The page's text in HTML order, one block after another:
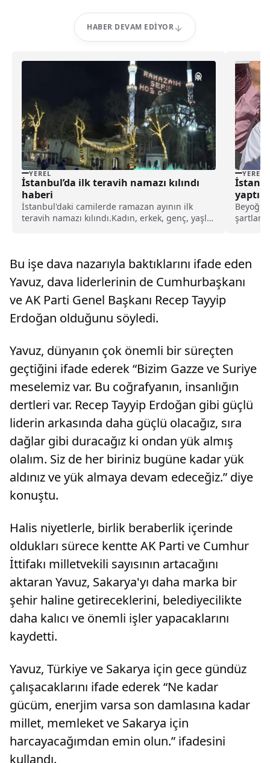
HABER DEVAM EDIYOR
YEREL
İstanbul’da ilk teravih namazı kılındı
haberi
İstanbul'daki camilerde ramazan ayının ilk
teravih namazı kılındı.Kadın, erkek, genç, yaşlı,
camile...
YEREL
yaptı
Odası,
Bu işe dava nazarıyla baktıklarını ifade eden
Yavuz, dava liderlerinin de Cumhurbaşkanı
ve AK Parti Genel Başkanı Recep Tayyip
Erdoğan olduğunu söyledi.
Yavuz, dünyanın çok önemli bir süreçten
geçtiğini ifade ederek “Bizim Gazze ve Suriye
meselemiz var. Bu coğrafyanın, insanlığın
dertleri var. Recep Tayyip Erdoğan gibi güçlü
liderin arkasında daha güçlü olacağız, sıra
dağlar gibi duracağız ki ondan yük almış
olalım. Siz de her biriniz bugüne kadar yük
aldınız ve yük almaya devam edeceğiz.” diye
konuştu.
Halis niyetlerle, birlik beraberlik içerinde
oldukları sürece kentte AK Parti ve Cumhur
İttifakı milletvekili sayısının artacağını
aktaran Yavuz, Sakarya'yı daha marka bir
şehir haline getireceklerini, belediyecilikte
daha kalıcı ve önemli işler yapacaklarını
kaydetti.
Yavuz, Türkiye ve Sakarya için gece gündüz
çalışacaklarını ifade ederek “Ne kadar
gücüm, enerjim varsa son damlasına kadar
millet, memleket ve Sakarya için
harcayacağımdan emin olun.” ifadesini
kullandı.